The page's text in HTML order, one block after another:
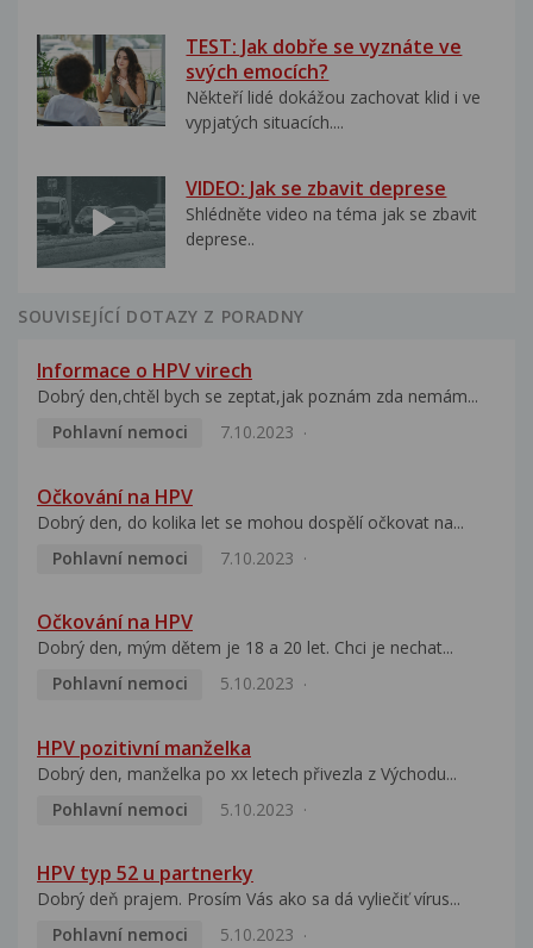
TEST: Jak dobře se vyznáte ve
svých emocích?
Někteří lidé dokážou zachovat klid i ve
vypjatých situacích....
VIDEO: Jak se zbavit deprese
Shlédněte video na téma jak se zbavit
deprese..
SOUVISEJÍCÍ DOTAZY Z PORADNY
Informace o HPV virech
Dobrý den,chtěl bych se zeptat,jak poznám zda nemám...
Pohlavní nemoci
7.10.2023
Očkování na HPV
Dobrý den, do kolika let se mohou dospělí očkovat na...
Pohlavní nemoci
7.10.2023
Očkování na HPV
Dobrý den, mým dětem je 18 a 20 let. Chci je nechat...
Pohlavní nemoci
5.10.2023
HPV pozitivní manželka
Dobrý den, manželka po xx letech přivezla z Východu...
Pohlavní nemoci
5.10.2023
HPV typ 52 u partnerky
Dobrý deň prajem. Prosím Vás ako sa dá vyliečiť vírus...
Pohlavní nemoci
5.10.2023